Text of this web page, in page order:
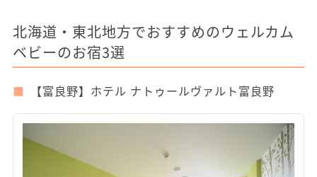
北海道・東北地方でおすすめのウェルカム
ベビーのお宿3選
【富良野】ホテル ナトゥールヴァルト富良野